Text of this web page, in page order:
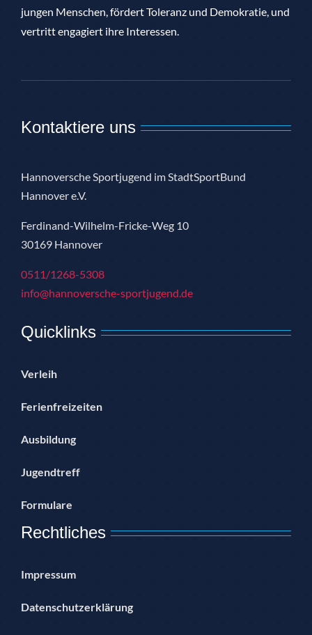
jungen Menschen, fördert Toleranz und Demokratie, und
vertritt engagiert ihre Interessen.
Kontaktiere uns
Hannoversche Sportjugend im StadtSportBund
Hannover e.V.
Ferdinand-Wilhelm-Fricke-Weg 10
30169 Hannover
0511/1268-5308
info@hannoversche-sportjugend.de
Quicklinks
Verleih
Ferienfreizeiten
Ausbildung
Jugendtreff
Formulare
Rechtliches
Impressum
Datenschutzerklärung